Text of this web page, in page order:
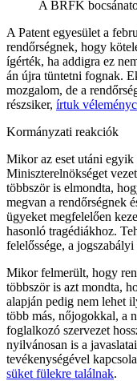
A BRFK
A Patent egyesület a
rendőrségnek, hogy
ígérték, ha addigra ez
án újra tüntetni fognak.
mozgalom, de a
részsiker, írtuk
Kormányzati reakciók
Mikor az eset utáni
Miniszterelnökséget
többször is elmondta,
megvan a rendőrségnek
ügyeket megfelelően
hasonló tragédiákhoz.
felelőssége, a
Mikor felmerült, hogy
többször is azt mondta,
alapján pedig nem lehet
több más, nőjogokkal, a
foglalkozó szervezet
nyilvánosan is a
tevékenységével
süket fülekre találnak.